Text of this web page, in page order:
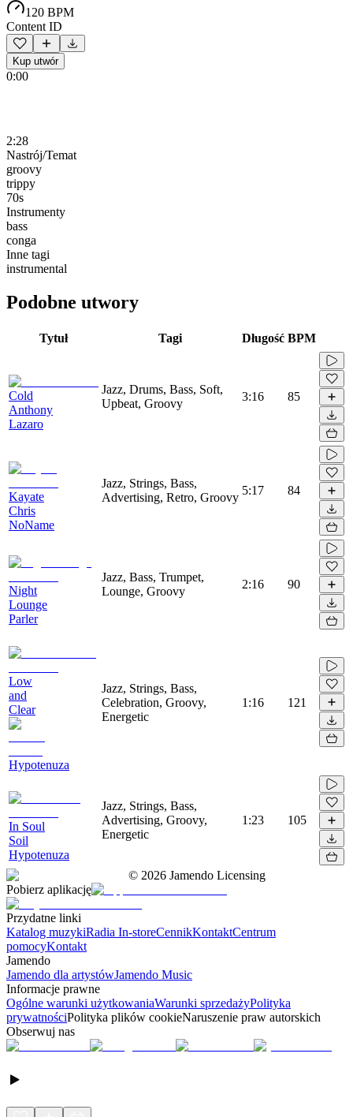
120 BPM
Content ID
Kup utwór
0:00
2:28
Nastrój/Temat
groovy
trippy
70s
Instrumenty
bass
conga
Inne tagi
instrumental
Podobne utwory
Tytuł Tagi Długość BPM
Cold
Anthony
Lazaro
Jazz, Drums, Bass, Soft,
Upbeat, Groovy
3:16 85
Kayate
Chris
NoName
Jazz, Strings, Bass,
Advertising, Retro, Groovy
5:17 84
Night
Lounge
Parler
Jazz, Bass, Trumpet,
Lounge, Groovy
2:16 90
Low
and
Clear
Hypotenuza
Jazz, Strings, Bass,
Celebration, Groovy,
Energetic
1:16 121
In Soul
Soil
Hypotenuza
Jazz, Strings, Bass,
Advertising, Groovy,
Energetic
1:23 105
© 2026 Jamendo Licensing
Pobierz aplikację
Przydatne linki
Katalog muzykiRadia In-storeCennikKontaktCentrum
pomocyKontakt
Jamendo
Jamendo dla artystówJamendo Music
Informacje prawne
Ogólne warunki użytkowaniaWarunki sprzedażyPolityka
prywatnościPolityka plików cookieNaruszenie praw autorskich
Obserwuj nas